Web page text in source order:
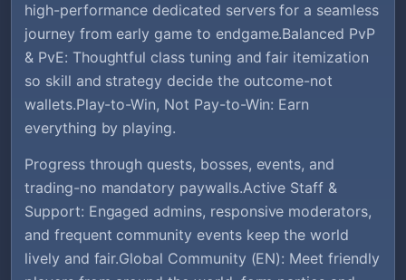
high-performance dedicated servers for a seamless
journey from early game to endgame.Balanced PvP
& PvE: Thoughtful class tuning and fair itemization
so skill and strategy decide the outcome-not
wallets.Play-to-Win, Not Pay-to-Win: Earn
everything by playing.
Progress through quests, bosses, events, and
trading-no mandatory paywalls.Active Staff &
Support: Engaged admins, responsive moderators,
and frequent community events keep the world
lively and fair.Global Community (EN): Meet friendly